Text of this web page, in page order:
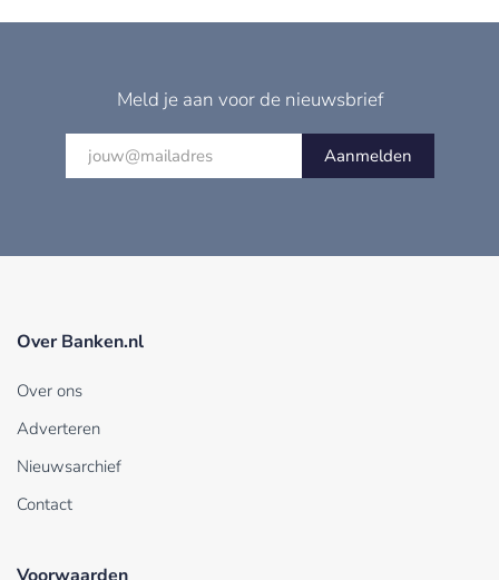
Meld je aan voor de nieuwsbrief
Aanmelden
Over Banken.nl
Over ons
Adverteren
Nieuwsarchief
Contact